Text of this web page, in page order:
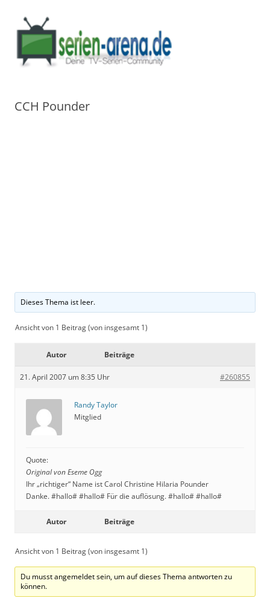
CCH Pounder
Dieses Thema ist leer.
Ansicht von 1 Beitrag (von insgesamt 1)
Autor Beiträge
21. April 2007 um 8:35 Uhr #260855
Randy Taylor
Mitglied
Quote:
Original von Eseme Ogg
Ihr „richtiger“ Name ist Carol Christine Hilaria Pounder
Danke. #hallo# #hallo# Für die auflösung. #hallo# #hallo#
Autor Beiträge
Ansicht von 1 Beitrag (von insgesamt 1)
Du musst angemeldet sein, um auf dieses Thema antworten zu
können.